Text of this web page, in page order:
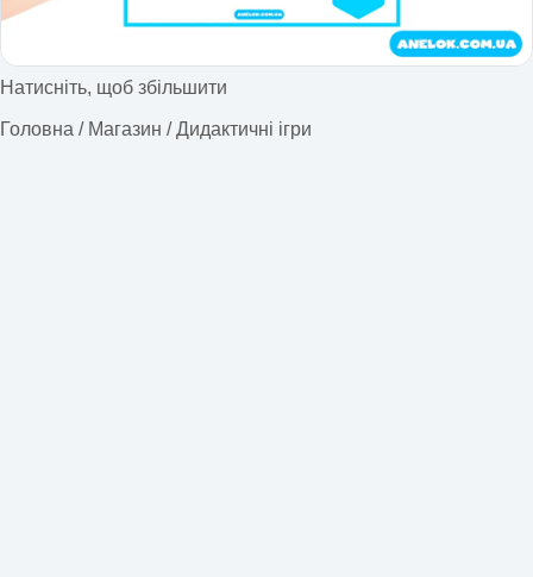
Натисніть, щоб збільшити
Головна / Магазин / Дидактичні ігри